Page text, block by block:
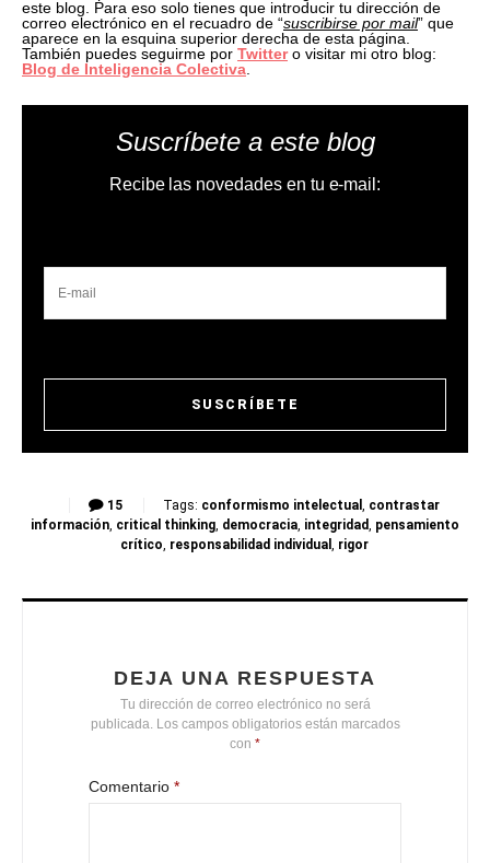
este blog. Para eso solo tienes que introducir tu dirección de
correo electrónico en el recuadro de “suscribirse por mail” que
aparece en la esquina superior derecha de esta página.
También puedes seguirme por Twittero visitar mi otro blog:
Blog de Inteligencia Colectiva.
Suscríbete a este blog
Recibe las novedades en tu e-mail:
15 Tags: conformismo intelectual , contrastar
información, critical thinking, democracia, integridad, pensamiento
crítico, responsabilidad individual , rigor
DEJA UNA RESPUESTA
Tu dirección de correo electrónico no será
publicada. Los campos obligatorios están marcados
con *
Comentario *